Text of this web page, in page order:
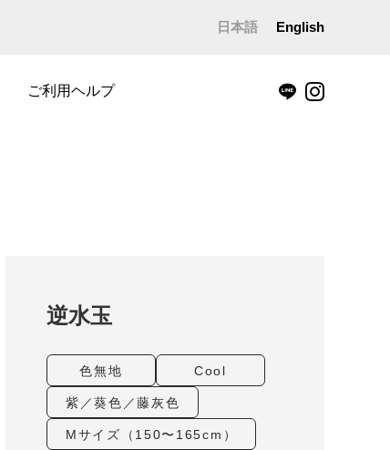
日本語 English
ご利用ヘルプ
逆水玉
色無地 Cool
紫／葵色／藤灰色
Mサイズ（150〜165cm）